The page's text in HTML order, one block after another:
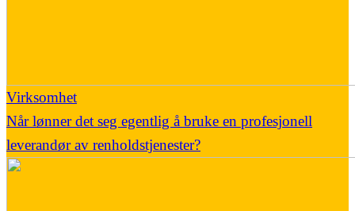
Virksomhet
Når lønner det seg egentlig å bruke en profesjonell
leverandør av renholdstjenester?